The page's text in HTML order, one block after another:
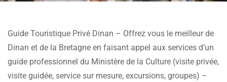
Guide Touristique Privé Dinan – Offrez vous le meilleur de
Dinan et de la Bretagne en faisant appel aux services d’un
guide professionnel du Ministère de la Culture (visite privée,
visite guidée, service sur mesure, excursions, groupes) –